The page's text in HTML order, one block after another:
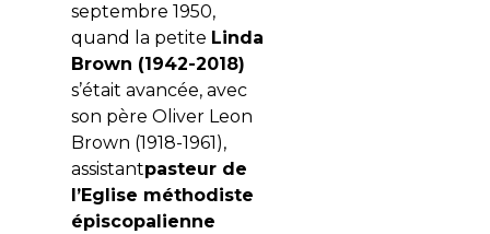
septembre 1950,
quand la petite Linda
Brown (1942-2018)
s’était avancée, avec
son père Oliver Leon
Brown (1918-1961),
assistantpasteur de
l’Eglise méthodiste
épiscopalienne